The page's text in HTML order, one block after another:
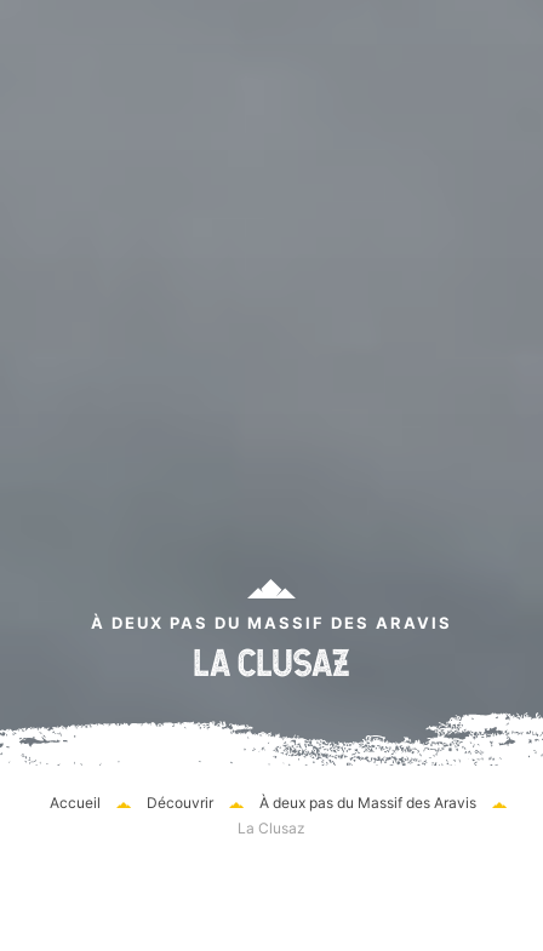
À DEUX PAS DU MASSIF DES ARAVIS
LA CLUSAZ
Accueil Découvrir
À deux pas du Massif des Aravis
La Clusaz